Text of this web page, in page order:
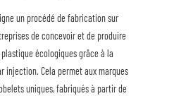
un procédé de fabrication sur
de concevoir et de produire
écologiques grâce à la
injection. Cela permet aux marques
uniques, fabriqués à partir de